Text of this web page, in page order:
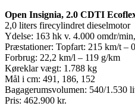
Open Insignia, 2.0 CDTI
2,0 liters firecylindret dieselmotor
Ydelse: 163 hk v. 4.000 omdr/
Præstationer: Topfart: 215 km/t –
Forbrug: 22,2 km/l – 119 g/km
Køreklar vægt: 1.788 kg
Mål i cm: 491, 186, 152
Bagagerumsvolumen: 540/1.530
Pris: 462.900 kr.